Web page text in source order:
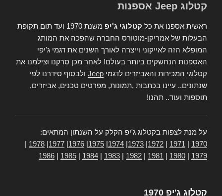
קטלוג Jeep אספנות
ראשית אספנו את כל קטלוגי ג'יפ
משנת 1970 ועד תום תקופת
הבעלות של אמריקן-מוטורס החברה שהפכה את המותג
המופלא הזה לאייקוני וייצרה לאורך השנים את דגמי ג'יפי
האספנות הנחשקים ביותר בעולם! לאחר מכן סרקנו וצילמנו את
קטלוגי המכירות והאביזרים לדגמי Jeep ולבסוף סידרנו לפי
שנתונים.. עיינו בכתבות ,תמונות, מפרטים טכנים, אביזרים,
תוספות ועוד.. תהנו!
על מנת לצפות בקטלוג ג'יפ הקלק על השנתון המתאים:
1970
1971
1972
1973
1974
1975
1976
1977
1978
1979
1980
1981
1982
1983
1984
1985
1986
קטלוג ג'יפ 1970